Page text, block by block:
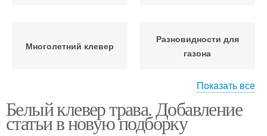
Многолетний клевер
Разновидности для
газона
Клеверный газон Клевер от сорняков
Показать все
Белый клевер трава. Добавление
статьи в новую подборку